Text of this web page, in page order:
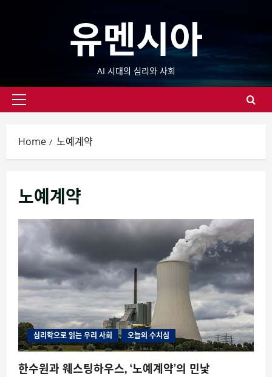
유멘시아
AI 시대의 심리와 사회
Primary
Home 노예계약
노예계약
심리학으로 읽는 우리 사회 오늘의 수치심
한수원과 웨스팅하우스, ‘노예계약’의 민낯